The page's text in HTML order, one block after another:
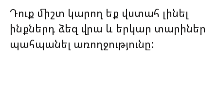
Դուք միշտ կարող եք վստահ լինել
ինքներդ ձեզ վրա և երկար տարիներ
պահպանել առողջությունը: